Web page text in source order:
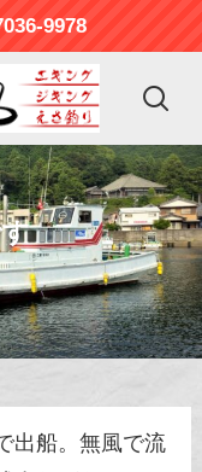
9978
出船。無風で流